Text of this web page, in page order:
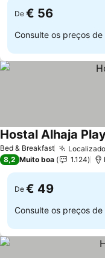
De € 56
Consulte os preços de
Bed & Breakfast
Hostal Alhaja
8,2 Muito boa 1.124
De € 49
Consulte os preços de